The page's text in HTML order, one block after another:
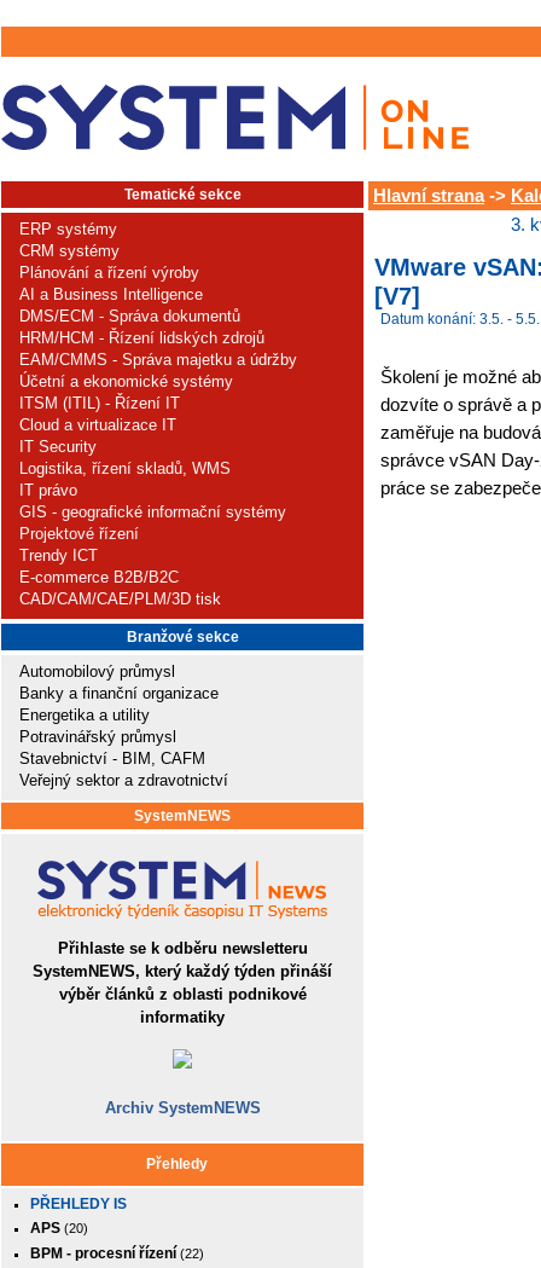
Tematické sekce
ERP systémy
CRM systémy
Plánování a řízení výroby
AI a Business Intelligence
DMS/ECM - Správa dokumentů
HRM/HCM - Řízení lidských zdrojů
EAM/CMMS - Správa majetku a údržby
Účetní a ekonomické systémy
ITSM (ITIL) - Řízení IT
Cloud a virtualizace IT
IT Security
Logistika, řízení skladů, WMS
IT právo
GIS - geografické informační systémy
Projektové řízení
Trendy ICT
E-commerce B2B/B2C
CAD/CAM/CAE/PLM/3D tisk
Branžové sekce
Automobilový průmysl
Banky a finanční organizace
Energetika a utility
Potravinářský průmysl
Stavebnictví - BIM, CAFM
Veřejný sektor a zdravotnictví
SystemNEWS
Přihlaste se k odběru newsletteru
SystemNEWS, který každý týden přináší
výběr článků z oblasti podnikové
informatiky
Archiv SystemNEWS
Přehledy
PŘEHLEDY IS
APS (20)
BPM - procesní řízení (22)
Hlavní strana->
3.
VMware
[V7]
Datum konání: 3.5. - 5.5.
Školení je možné
dozvíte o správě a
zaměřuje na
správce vSAN
práce se